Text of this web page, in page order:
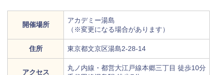
開催場所
アカデミー湯島
（※変更になる場合があります）
住所 東京都文京区湯島2‐28‐14
アクセス
丸ノ内線・都営大江戸線本郷三丁目 徒歩10分